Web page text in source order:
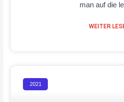
man auf die
WEITER
2021